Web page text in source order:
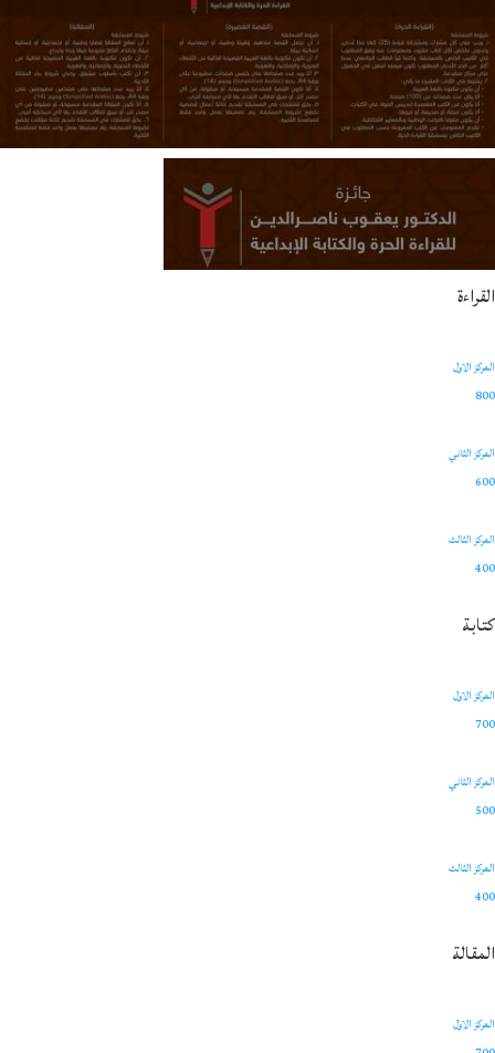
القراءة
المركز الاول
800
المركز الثاني
600
المركز الثالث
400
كتابة
المركز الاول
700
المركز الثاني
500
المركز الثالث
400
المقالة
المركز الاول